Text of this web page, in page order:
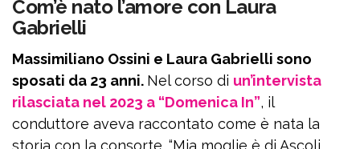
Com’è nato l’amore con Laura
Gabrielli
Massimiliano Ossini e Laura Gabrielli sono
sposati da 23 anni. Nel corso di un’intervista
rilasciata nel 2023 a “Domenica In”, il
conduttore aveva raccontato come è nata la
storia con la consorte. “Mia moglie è di Ascoli,